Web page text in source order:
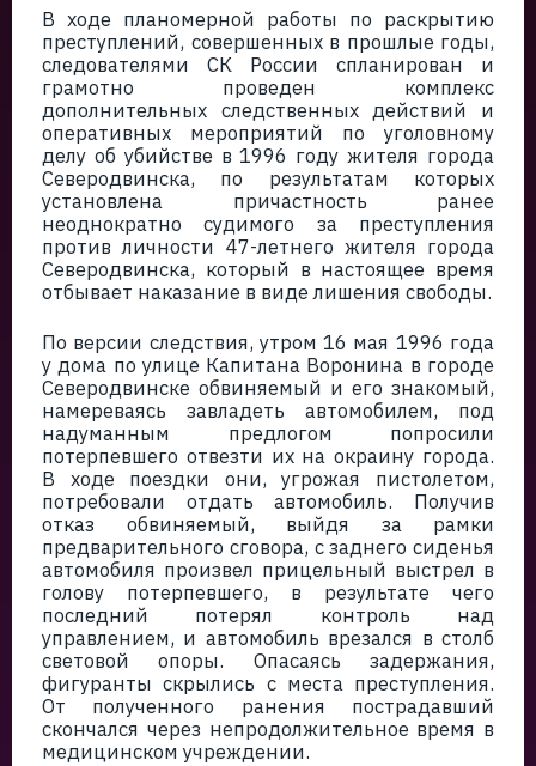
В ходе планомерной работы по раскрытию
преступлений, совершенных в прошлые годы,
следователями СК России спланирован и
грамотно проведен комплекс
дополнительных следственных действий и
оперативных мероприятий по уголовному
делу об убийстве в 1996 году жителя города
Северодвинска, по результатам которых
установлена причастность ранее
неоднократно судимого за преступления
против личности 47-летнего жителя города
Северодвинска, который в настоящее время
отбывает наказание в виде лишения свободы.
По версии следствия, утром 16 мая 1996 года
у дома по улице Капитана Воронина в городе
Северодвинске обвиняемый и его знакомый,
намереваясь завладеть автомобилем, под
надуманным предлогом попросили
потерпевшего отвезти их на окраину города.
В ходе поездки они, угрожая пистолетом,
потребовали отдать автомобиль. Получив
отказ обвиняемый, выйдя за рамки
предварительного сговора, с заднего сиденья
автомобиля произвел прицельный выстрел в
голову потерпевшего, в результате чего
последний потерял контроль над
управлением, и автомобиль врезался в столб
световой опоры. Опасаясь задержания,
фигуранты скрылись с места преступления.
От полученного ранения пострадавший
скончался через непродолжительное время в
медицинском учреждении.